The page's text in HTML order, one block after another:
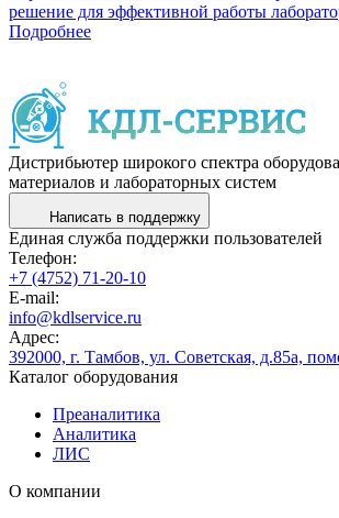
решение для эффективной работы
Подробнее
Дистрибьютер широкого спектра
материалов и лабораторных систем
Написать в поддержку
Единая служба поддержки пользователей
Телефон:
+7 (4752) 71-20-10
E-mail:
info@kdlservice.ru
Адрес:
392000, г. Тамбов, ул. Советская, д.85а,
Каталог оборудования
Преаналитика
Аналитика
ЛИС
О компании